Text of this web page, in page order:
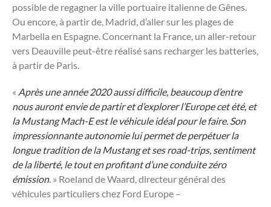
possible de regagner la ville portuaire italienne de Gênes.
Ou encore, à partir de, Madrid, d’aller sur les plages de
Marbella en Espagne. Concernant la France, un aller-retour
vers Deauville peut-être réalisé sans recharger les batteries,
à partir de Paris.
« Après une année 2020 aussi difficile, beaucoup d’entre
nous auront envie de partir et d’explorer l’Europe cet été, et
la Mustang Mach-E est le véhicule idéal pour le faire. Son
impressionnante autonomie lui permet de perpétuer la
longue tradition de la Mustang et ses road-trips, sentiment
de la liberté, le tout en profitant d’une conduite zéro
émission. » Roeland de Waard, directeur général des
véhicules particuliers chez Ford Europe –